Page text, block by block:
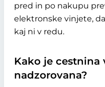
pred in po nakupu
elektronske vinjete,
kaj ni v redu.
Kako je cestnina
nadzorovana?